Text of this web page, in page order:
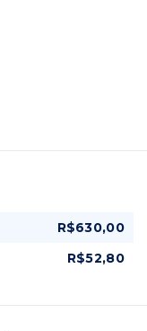
R$630,00
R$52,80